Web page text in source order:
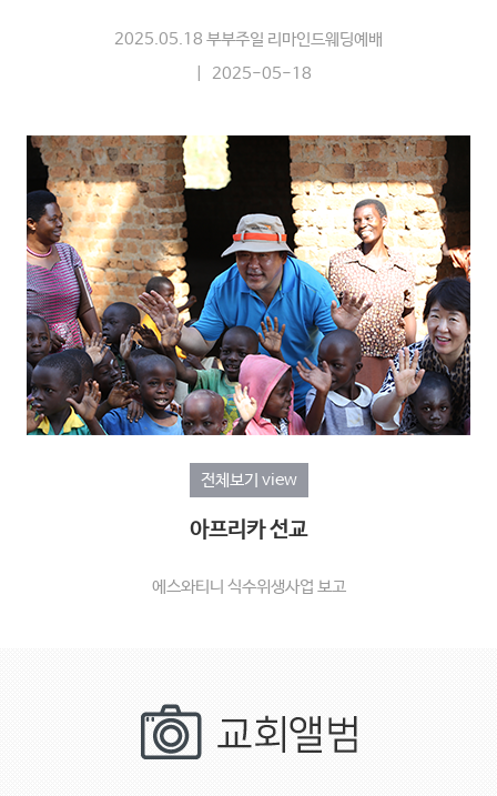
2025.05.18 부부주일 리마인드웨딩예배
| 2025-05-18
전체보기 view
아프리카 선교
에스와티니 식수위생사업 보고